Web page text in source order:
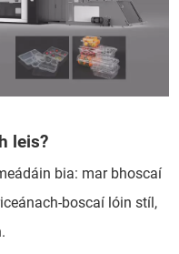
leis?
bia: mar bhoscaí
boscaí lóin stíl,